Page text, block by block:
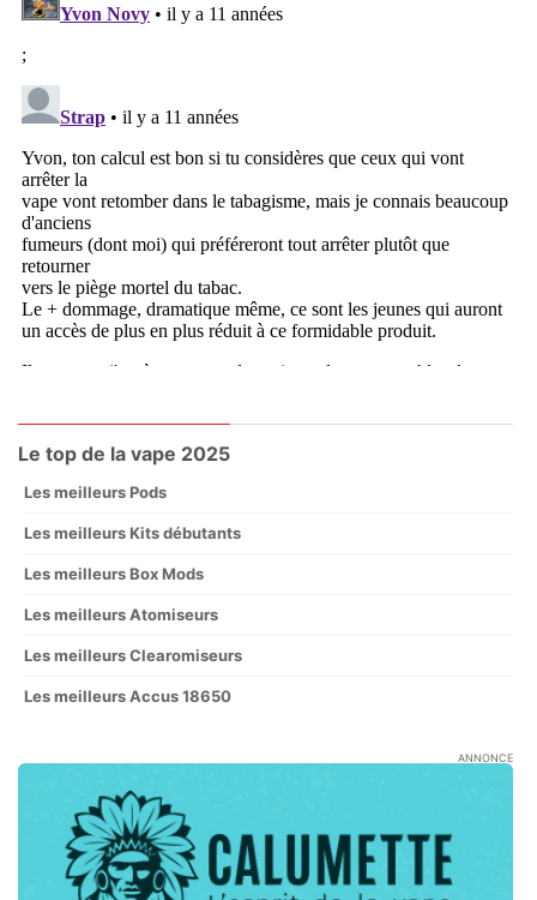
Le top de la vape 2025
Les meilleurs Pods
Les meilleurs Kits débutants
Les meilleurs Box Mods
Les meilleurs Atomiseurs
Les meilleurs Clearomiseurs
Les meilleurs Accus 18650
ANNONCE